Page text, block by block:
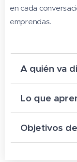
en cada
emprendas.
A quién va
a individuos
conocimiento
buscan
lingüísticas a
Lo que
aprenderás lo
Objetivos